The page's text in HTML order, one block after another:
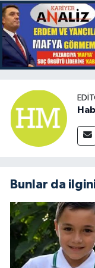
Bunlar da